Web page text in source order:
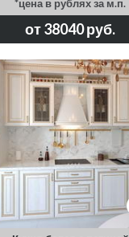
*цена в рублях за м.п.
от 38040 руб.